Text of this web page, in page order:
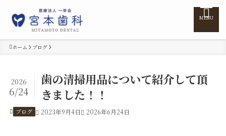
医院紹介
MENU
ホーム ブログ
歯の清掃用品について紹介して頂
きました！！
2026
6/24
ブログ 2023年9月4日 2026年6月24日